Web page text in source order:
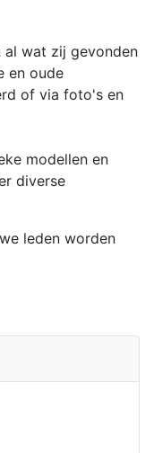
al wat zij gevonden
en oude
of via foto's en
modellen en
diverse
leden worden